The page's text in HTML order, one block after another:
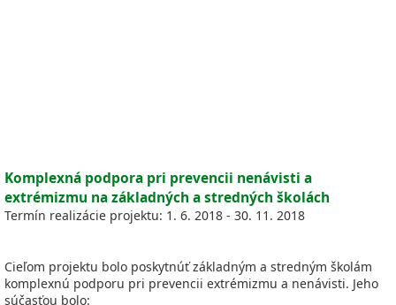
Komplexná podpora pri prevencii nenávisti a
extrémizmu na základných a stredných školách
Termín realizácie projektu: 1. 6. 2018 - 30. 11. 2018
Cieľom projektu bolo poskytnúť základným a stredným školám
komplexnú podporu pri prevencii extrémizmu a nenávisti. Jeho
súčasťou bolo: